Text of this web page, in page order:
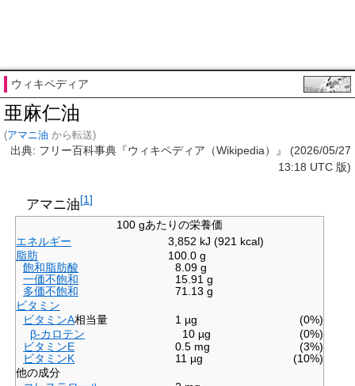
ウィキペディア
亜麻仁油
(アマニ油 から転送)
出典: フリー百科事典『ウィキペディア（Wikipedia）』 (2026/05/27
13:18 UTC 版)
アマニ油[1]
100 gあたりの栄養価
エネルギー
3,852 kJ (921 kcal)
脂肪
100.0 g
飽和脂肪酸
8.09 g
一価不飽和
15.91 g
多価不飽和
71.13 g
ビタミン
ビタミンA相当量
β-カロテン
(0%)
1 µg
(0%)
10 µg
ビタミンE
(3%)
0.5 mg
ビタミンK
(10%)
11 µg
他の成分